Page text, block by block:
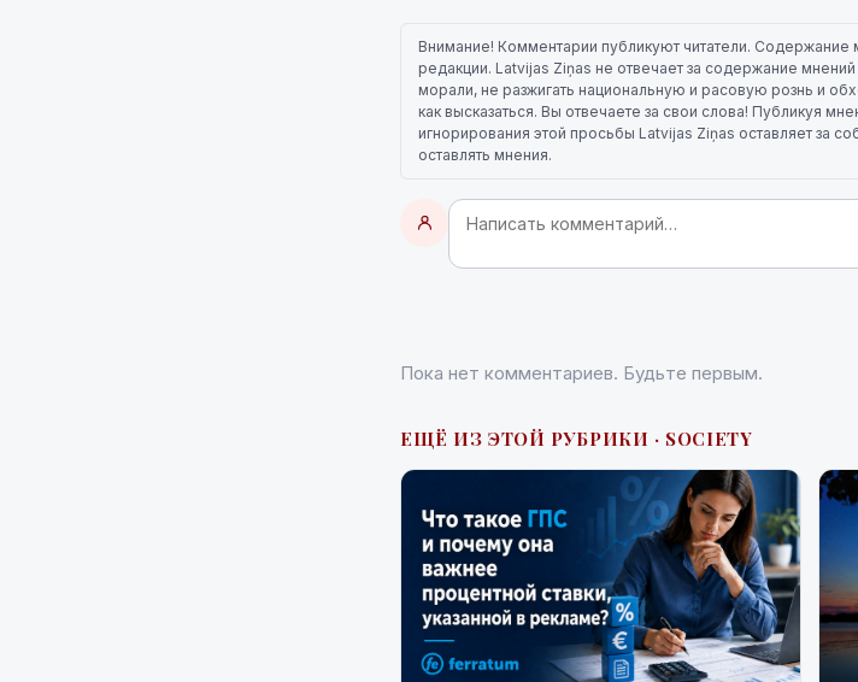
Внимание! Комментарии публикуют читатели. Содержание
редакции. Latvijas Ziņas не отвечает за содержание
морали, не разжигать национальную и расовую рознь и
как высказаться. Вы отвечаете за свои слова! Публикуя
игнорирования этой просьбы Latvijas Ziņas оставляет за
оставлять мнения.
Пока нет комментариев. Будьте первым.
ЕЩЁ ИЗ ЭТОЙ РУБРИКИ · SOCIETY